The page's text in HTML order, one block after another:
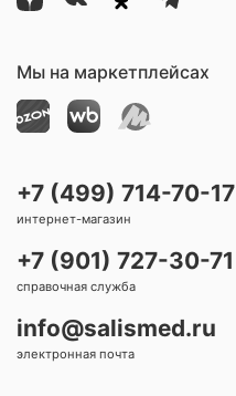
Мы на маркетплейсах
+7 (499) 714-70-17
интернет-магазин
+7 (901) 727-30-71
справочная служба
info@salismed.ru
электронная почта